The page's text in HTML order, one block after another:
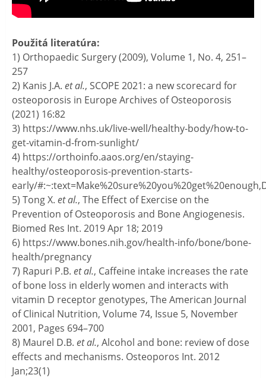
Použitá literatúra:
1) Orthopaedic Surgery (2009), Volume 1, No. 4, 251–
257
2) Kanis J.A. et al., SCOPE 2021: a new scorecard for
osteoporosis in Europe Archives of Osteoporosis
(2021) 16:82
3) https://www.nhs.uk/live-well/healthy-body/how-to-
get-vitamin-d-from-sunlight/
4) https://orthoinfo.aaos.org/en/staying-
healthy/osteoporosis-prevention-starts-
early/
5) Tong X. et al., The Effect of Exercise on the
Prevention of Osteoporosis and Bone Angiogenesis.
Biomed Res Int. 2019 Apr 18; 2019
6) https://www.bones.nih.gov/health-info/bone/bone-
health/pregnancy
7) Rapuri P.B. et al., Caffeine intake increases the rate
of bone loss in elderly women and interacts with
vitamin D receptor genotypes, The American Journal
of Clinical Nutrition, Volume 74, Issue 5, November
2001, Pages 694–700
8) Maurel D.B. et al., Alcohol and bone: review of dose
effects and mechanisms. Osteoporos Int. 2012
Jan;23(1)